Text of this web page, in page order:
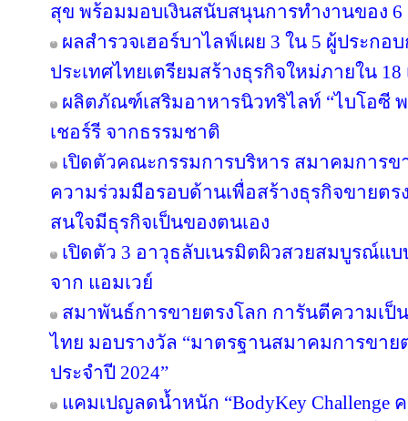
สุข พร้อมมอบเงินสนับสนุนการทำงานของ
ผลสำรวจเฮอร์บาไลฟ์เผย 3 ใน 5 ผู้ประกอ
ประเทศไทยเตรียมสร้างธุรกิจใหม่ภายใน 18
ผลิตภัณฑ์เสริมอาหารนิวทริไลท์ “ไบโอซี
เชอร์รี จากธรรมชาติ
เปิดตัวคณะกรรมการบริหาร สมาคมการ
ความร่วมมือรอบด้านเพื่อสร้างธุรกิจขายตร
สนใจมีธุรกิจเป็นของตนเอง
เปิดตัว 3 อาวุธลับเนรมิตผิวสวยสมบูรณ์แบ
จาก แอมเวย์
สมาพันธ์การขายตรงโลก การันตีความเป็
ไทย มอบรางวัล “มาตรฐานสมาคมการขา
ประจำปี 2024”
แคมเปญลดน้ำหนัก “BodyKey Challenge